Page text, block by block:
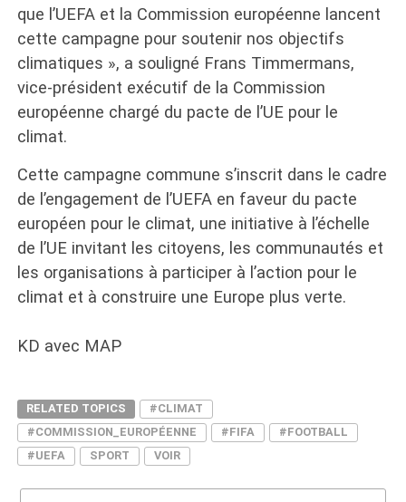
que l’UEFA et la Commission européenne lancent
cette campagne pour soutenir nos objectifs
climatiques », a souligné Frans Timmermans,
vice-président exécutif de la Commission
européenne chargé du pacte de l’UE pour le
climat.
Cette campagne commune s’inscrit dans le cadre
de l’engagement de l’UEFA en faveur du pacte
européen pour le climat, une initiative à l’échelle
de l’UE invitant les citoyens, les communautés et
les organisations à participer à l’action pour le
climat et à construire une Europe plus verte.
KD avec MAP
RELATED TOPICS
#CLIMAT
#COMMISSION_EUROPÉENNE
#FIFA
#FOOTBALL
#UEFA
SPORT VOIR